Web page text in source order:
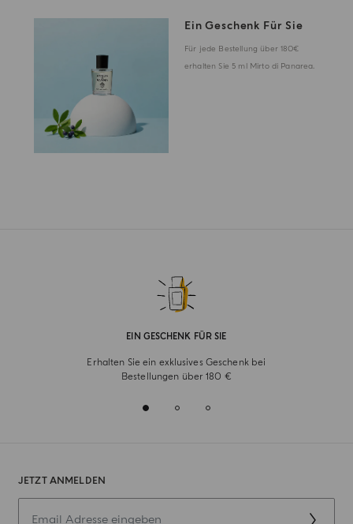
Ein Geschenk Für Sie
Für jede Bestellung über 180€
erhalten Sie 5 ml Mirto di Panarea.
EIN GESCHENK FÜR SIE
Erhalten Sie ein exklusives Geschenk bei
Bestellungen über 180 €
JETZT ANMELDEN